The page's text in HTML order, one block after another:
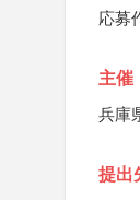
応募
主催
兵庫
提出